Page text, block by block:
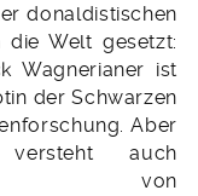
donaldistischen
die Welt gesetzt:
Wagnerianer ist
der Schwarzen
Aber
versteht auch
von